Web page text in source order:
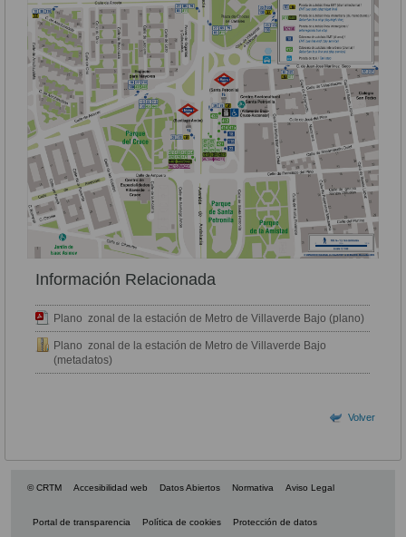
Información Relacionada
Plano zonal de la estación de Metro de Villaverde Bajo (plano)
Plano zonal de la estación de Metro de Villaverde Bajo
(metadatos)
Volver
© CRTM Accesibilidad web Datos Abiertos Normativa Aviso Legal
Portal de transparencia Política de cookies Protección de datos